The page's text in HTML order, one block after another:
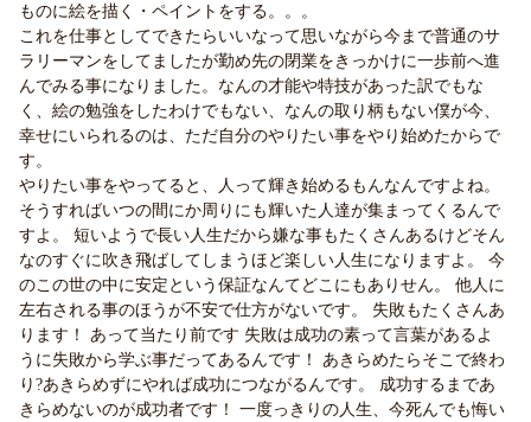
ものに絵を描く・ペイントをする。。。
これを仕事としてできたらいいなって思いながら今まで普通のサ
ラリーマンをしてましたが勤め先の閉業をきっかけに一歩前へ進
んでみる事になりました。なんの才能や特技があった訳でもな
く、絵の勉強をしたわけでもない、なんの取り柄もない僕が今、
幸せにいられるのは、ただ自分のやりたい事をやり始めたからで
す。
やりたい事をやってると、人って輝き始めるもんなんですよね。
そうすればいつの間にか周りにも輝いた人達が集まってくるんで
すよ。 短いようで長い人生だから嫌な事もたくさんあるけどそん
なのすぐに吹き飛ばしてしまうほど楽しい人生になりますよ。 今
のこの世の中に安定という保証なんてどこにもありせん。 他人に
左右される事のほうが不安で仕方がないです。 失敗もたくさんあ
ります！ あって当たり前です 失敗は成功の素って言葉があるよ
うに失敗から学ぶ事だってあるんです！ あきらめたらそこで終わ
り?あきらめずにやれば成功につながるんです。 成功するまであ
きらめないのが成功者です！ 一度っきりの人生、今死んでも悔い